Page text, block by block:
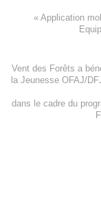
« Application
Vent des Forêts a
la Jeunesse OFAJ/
dans le cadre du